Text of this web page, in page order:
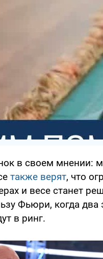
в своем мнении:
также верят, что
и весе станет
Фьюри, когда два
в ринг.